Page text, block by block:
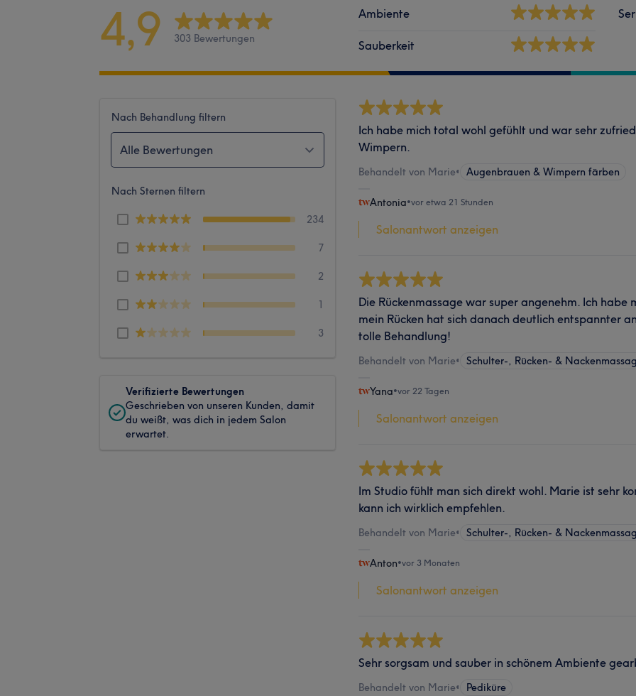
4,9 303 Bewertungen
Ambiente
Sauberkeit
Nach Behandlung filtern
Alle Bewertungen
Nach Sternen filtern
234
7
2
1
3
Verifizierte Bewertungen
Geschrieben von unseren Kunden, damit
du weißt, was dich in jedem Salon
erwartet.
Ich habe mich total wohl gefühlt und war sehr
Wimpern.
Behandelt von Marie• Augenbrauen & Wimpern färben
Antonia•vor etwa 21 Stunden
Salonantwort anzeigen
Die Rückenmassage war super angenehm. Ich habe
mein Rücken hat sich danach deutlich entspannter
tolle Behandlung!
Behandelt von Marie• Schulter-, Rücken- &
Yana•vor 22 Tagen
Salonantwort anzeigen
Im Studio fühlt man sich direkt wohl. Marie ist sehr
kann ich wirklich empfehlen.
Behandelt von Marie• Schulter-, Rücken- &
Anton•vor 3 Monaten
Salonantwort anzeigen
Sehr sorgsam und sauber in schönem Ambiente
Behandelt von Marie• Pediküre